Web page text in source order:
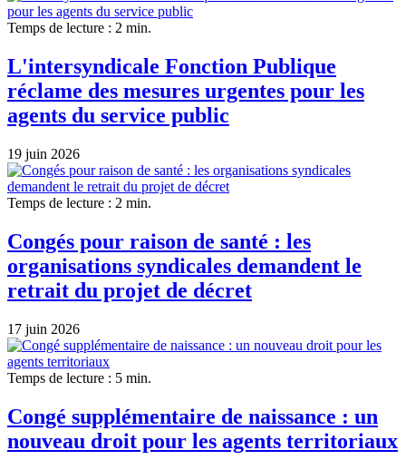
Temps de lecture : 2 min.
L'intersyndicale Fonction Publique
réclame des mesures urgentes pour les
agents du service public
19 juin 2026
Temps de lecture : 2 min.
Congés pour raison de santé : les
organisations syndicales demandent le
retrait du projet de décret
17 juin 2026
Temps de lecture : 5 min.
Congé supplémentaire de naissance : un
nouveau droit pour les agents territoriaux